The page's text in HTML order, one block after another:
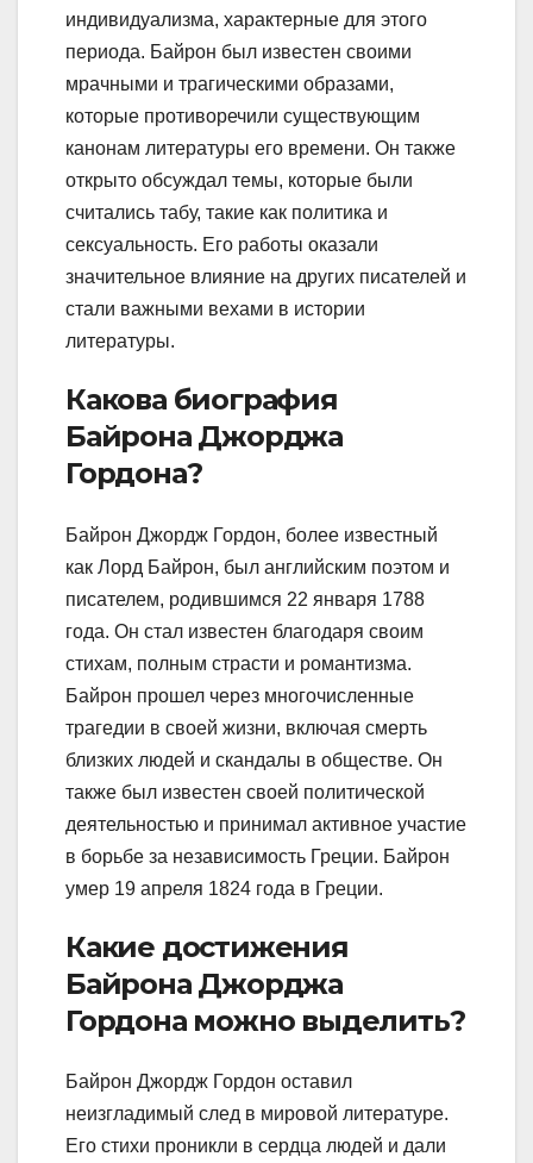
индивидуализма, характерные для этого
периода. Байрон был известен своими
мрачными и трагическими образами,
которые противоречили существующим
канонам литературы его времени. Он также
открыто обсуждал темы, которые были
считались табу, такие как политика и
сексуальность. Его работы оказали
значительное влияние на других писателей и
стали важными вехами в истории
литературы.
Какова биография
Байрона Джорджа
Гордона?
Байрон Джордж Гордон, более известный
как Лорд Байрон, был английским поэтом и
писателем, родившимся 22 января 1788
года. Он стал известен благодаря своим
стихам, полным страсти и романтизма.
Байрон прошел через многочисленные
трагедии в своей жизни, включая смерть
близких людей и скандалы в обществе. Он
также был известен своей политической
деятельностью и принимал активное участие
в борьбе за независимость Греции. Байрон
умер 19 апреля 1824 года в Греции.
Какие достижения
Байрона Джорджа
Гордона можно выделить?
Байрон Джордж Гордон оставил
неизгладимый след в мировой литературе.
Его стихи проникли в сердца людей и дали